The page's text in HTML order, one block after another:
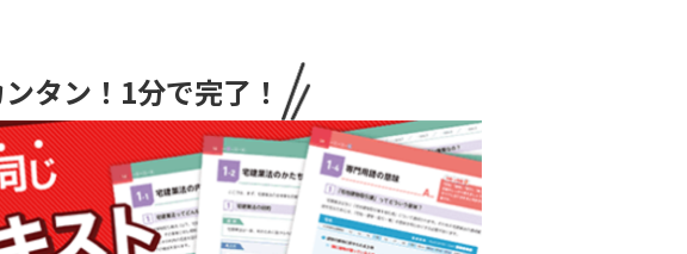
タン ！1分で完了！